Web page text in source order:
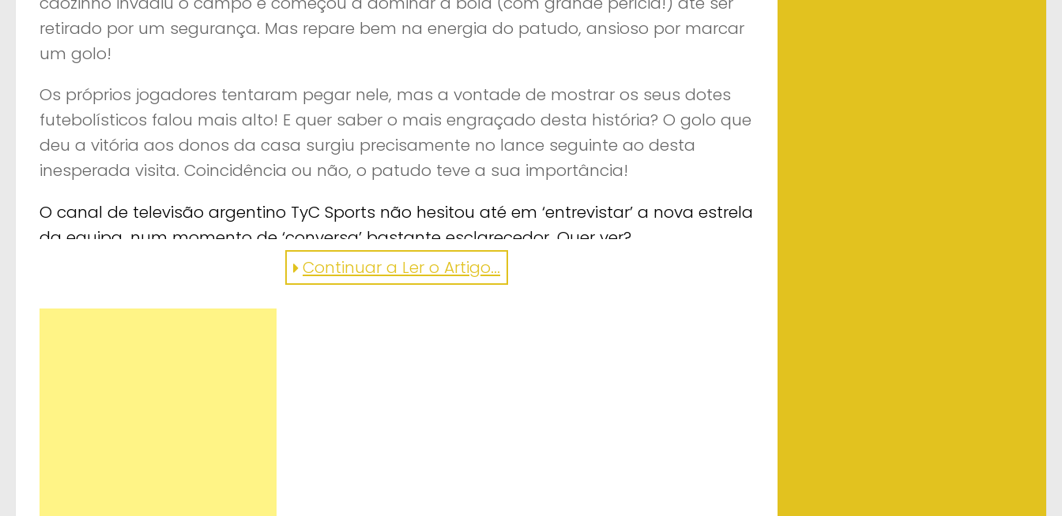
retirado por um segurança. Mas repare bem na energia do patudo, ansioso por marcar
um golo!
Os próprios jogadores tentaram pegar nele, mas a vontade de mostrar os seus dotes
futebolísticos falou mais alto! E quer saber o mais engraçado desta história? O golo que
deu a vitória aos donos da casa surgiu precisamente no lance seguinte ao desta
inesperada visita. Coincidência ou não, o patudo teve a sua importância!
O canal de televisão argentino TyC Sports não hesitou até em ‘entrevistar’ a nova estrela
da equipa, num momento de ‘conversa’ bastante esclarecedor. Quer ver?
https://www.facebook.com/tycsports/videos/10155310175348876/
Continuar a Ler o Artigo...